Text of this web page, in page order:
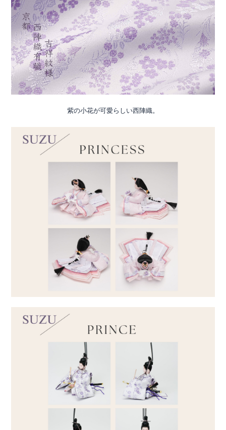
紫の小花が可愛らしい西陣織。